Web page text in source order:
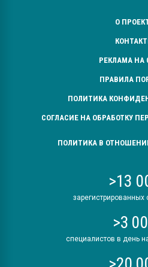
О
РЕКЛАМА НА
ПРАВИЛА
ПОЛИТИКА
СОГЛАСИЕ НА ОБРАБОТКУ
ПОЛИТИКА В
>13
зарегистрированных
>3
специалистов в день